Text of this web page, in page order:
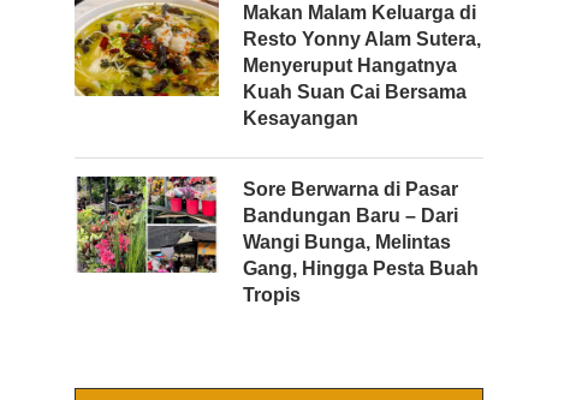
Makan Malam Keluarga di
Resto Yonny Alam Sutera,
Menyeruput Hangatnya
Kuah Suan Cai Bersama
Kesayangan
Sore Berwarna di Pasar
Bandungan Baru – Dari
Wangi Bunga, Melintas
Gang, Hingga Pesta Buah
Tropis